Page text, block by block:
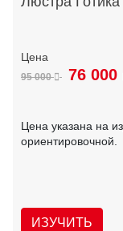
95 000 76 000
Цена указана на
ориентировочной.
ИЗУЧИТЬ